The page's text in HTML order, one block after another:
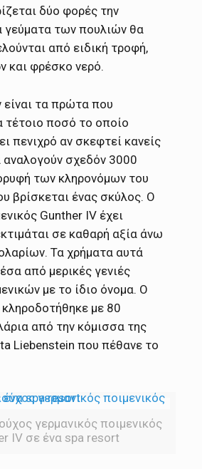
δύο φορές την
γεύματα των πουλιών θα
από ειδική τροφή,
και φρέσκο νερό.
τα πρώτα που
τέτοιο ποσό το οποίο
πενιχρό αν σκεφτεί κανείς
σχεδόν 3000
των κληρονόμων του
βρίσκεται ένας σκύλος. Ο
Gunther IV έχει
σε καθαρή αξία άνω
Τα χρήματα αυτά
από μερικές γενιές
με το ίδιο όνομα. Ο
με 80
από την κόμισσα της
Liebenstein που πέθανε το
γερμανικός ποιμενικός
IV σε ένα spa resort